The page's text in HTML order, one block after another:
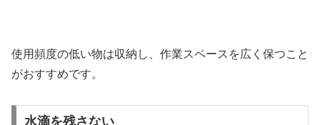
使用頻度の低い物は収納し、作業スペースを広く保つこと
がおすすめです。
水滴を残さない